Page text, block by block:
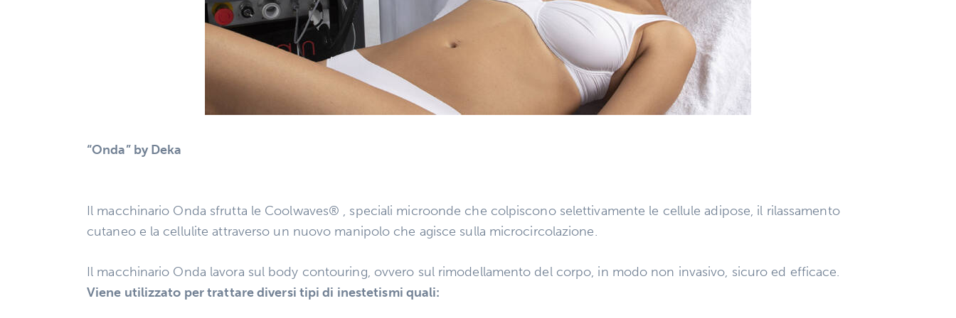
“Onda” by Deka
Il macchinario Onda sfrutta le Coolwaves® , speciali microonde che colpiscono selettivamente le cellule adipose, il rilassamento
cutaneo e la cellulite attraverso un nuovo manipolo che agisce sulla microcircolazione.
Il macchinario Onda lavora sul body contouring, ovvero sul rimodellamento del corpo, in modo non invasivo, sicuro ed efficace.
Viene utilizzato per trattare diversi tipi di inestetismi quali: